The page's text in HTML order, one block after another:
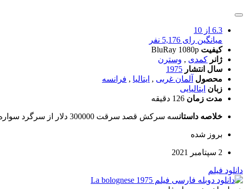
6.3 از 10
میانگین رای 5,176 نفر
کیفیت BluRay 1080p
ژانر کمدی , وسترن
سال انتشار 1975
محصول آلمان غربی , ایتالیا , فرانسه
زبان ایتالیایی
مدت زمان 126 دقیقه
خلاصه داستانسه سرکش قصد سرقت 300000 دلار از سرگرد سواره نظام را داشتند که از هند متنفر بود.
بروز‌ شده
2 سپتامبر 2021
دانلود فیلم